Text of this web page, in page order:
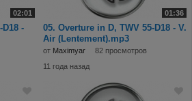
02:01
-
01:36
05. Overture in D, TWV 55-D18 - V.
Air (Lentement).mp3
от Maximyar
82 просмотров
11 года назад